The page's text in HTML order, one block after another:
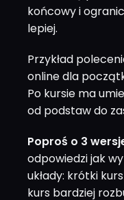
końcowy i
lepiej.
Przykład
online dla
Po kursie ma
od podstaw do
Poproś o 3
odpowiedzi jak
układy: krótki
kurs bardziej